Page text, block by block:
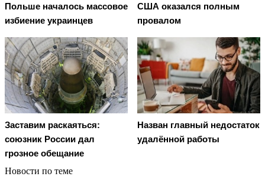
Польше началось массовое
избиение украинцев
США оказался полным
провалом
Заставим раскаяться:
союзник России дал
грозное обещание
Назван главный недостаток
удалённой работы
Новости по теме